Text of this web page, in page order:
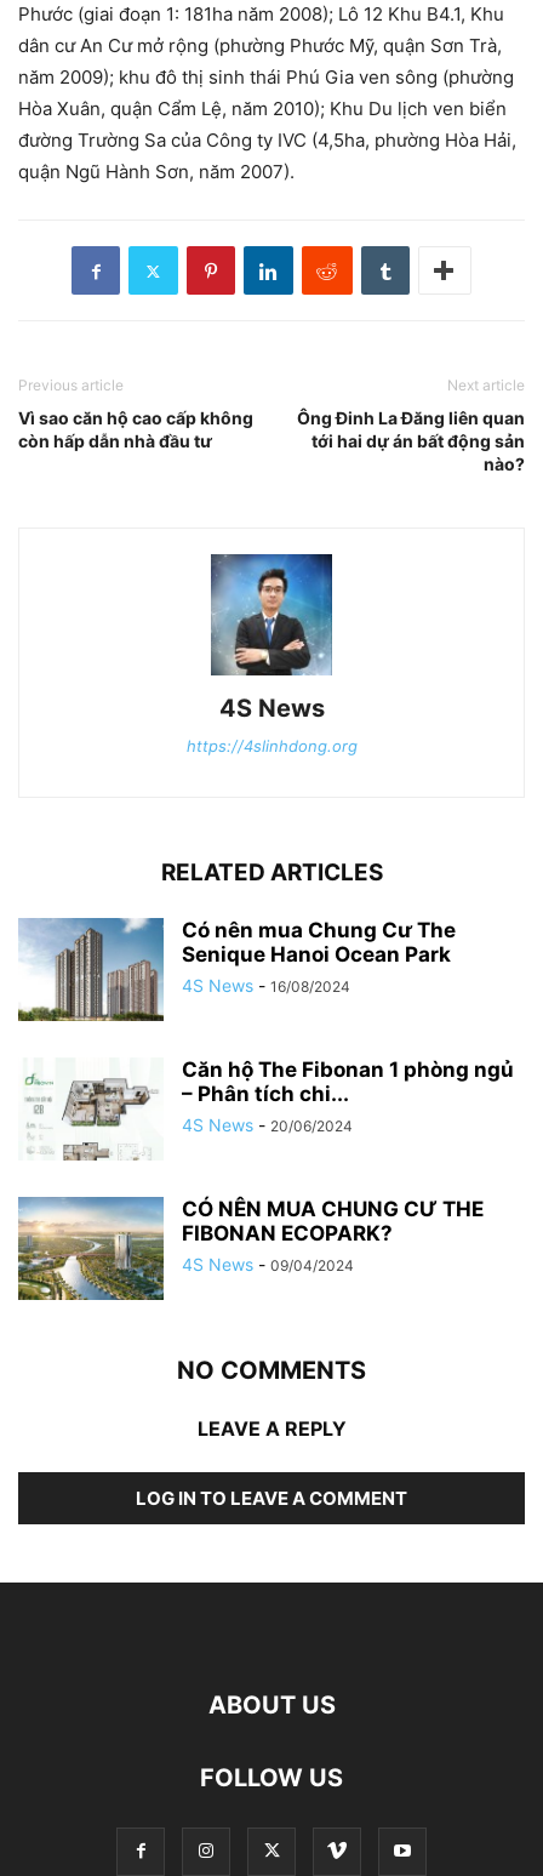
Phước (giai đoạn 1: 181ha năm 2008); Lô 12 Khu B4.1, Khu
dân cư An Cư mở rộng (phường Phước Mỹ, quận Sơn Trà,
năm 2009); khu đô thị sinh thái Phú Gia ven sông (phường
Hòa Xuân, quận Cẩm Lệ, năm 2010); Khu Du lịch ven biển
đường Trường Sa của Công ty IVC (4,5ha, phường Hòa Hải,
quận Ngũ Hành Sơn, năm 2007).
Previous article
Vì sao căn hộ cao cấp không
còn hấp dẫn nhà đầu tư
Next article
Ông Đinh La Đăng liên quan
tới hai dự án bất động sản
nào?
4S News
https://4slinhdong.org
RELATED ARTICLES
Có nên mua Chung Cư The
Senique Hanoi Ocean Park
4S News - 16/08/2024
Căn hộ The Fibonan 1 phòng ngủ
– Phân tích chi...
4S News - 20/06/2024
CÓ NÊN MUA CHUNG CƯ THE
FIBONAN ECOPARK?
4S News - 09/04/2024
NO COMMENTS
LEAVE A REPLY
LOG IN TO LEAVE A COMMENT
ABOUT US
FOLLOW US